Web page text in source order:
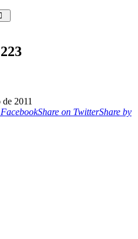
2011
Share on TwitterShare by